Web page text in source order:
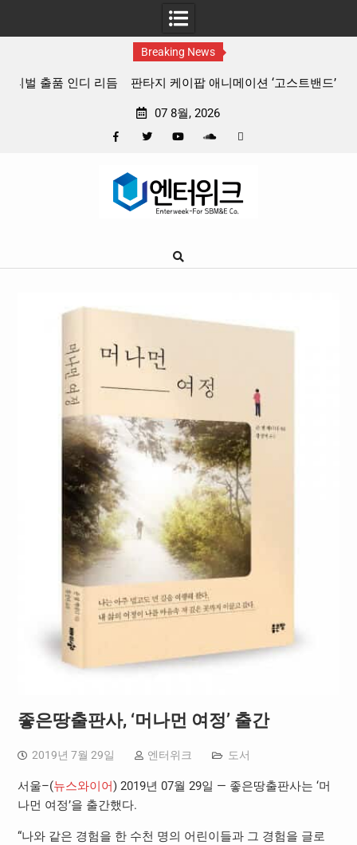
Breaking News
판타지 케이팝 애니메이션 ‘고스트밴드’ 8월 26일(수) 개봉
07 8월, 2026
Google
좋은땅출판사, ‘머나먼 여정’ 출간
2019년 7월 29일 엔터위크 도서
서울–(뉴스와이어) 2019년 07월 29일 — 좋은땅출판사는 ‘머
나먼 여정’을 출간했다.
“나와 같은 경험을 한 수천 명의 어린이들과 그 경험을 글로